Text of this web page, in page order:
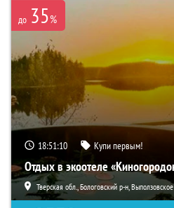
до 35%
18:51:09 Купи первым!
Отдых в экоотеле
Тверская обл., Бологовский р-н,